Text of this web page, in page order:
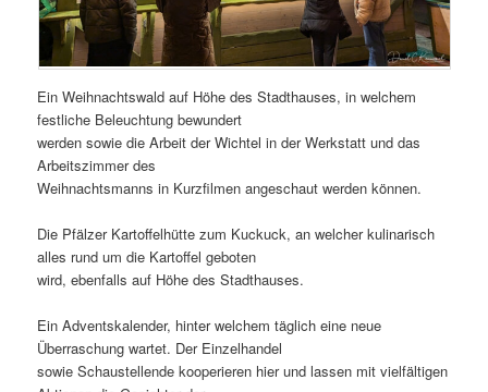
Ein Weihnachtswald auf Höhe des Stadthauses, in welchem
festliche Beleuchtung bewundert
werden sowie die Arbeit der Wichtel in der Werkstatt und das
Arbeitszimmer des
Weihnachtsmanns in Kurzfilmen angeschaut werden können.
Die Pfälzer Kartoffelhütte zum Kuckuck, an welcher kulinarisch
alles rund um die Kartoffel geboten
wird, ebenfalls auf Höhe des Stadthauses.
Ein Adventskalender, hinter welchem täglich eine neue
Überraschung wartet. Der Einzelhandel
sowie Schaustellende kooperieren hier und lassen mit vielfältigen